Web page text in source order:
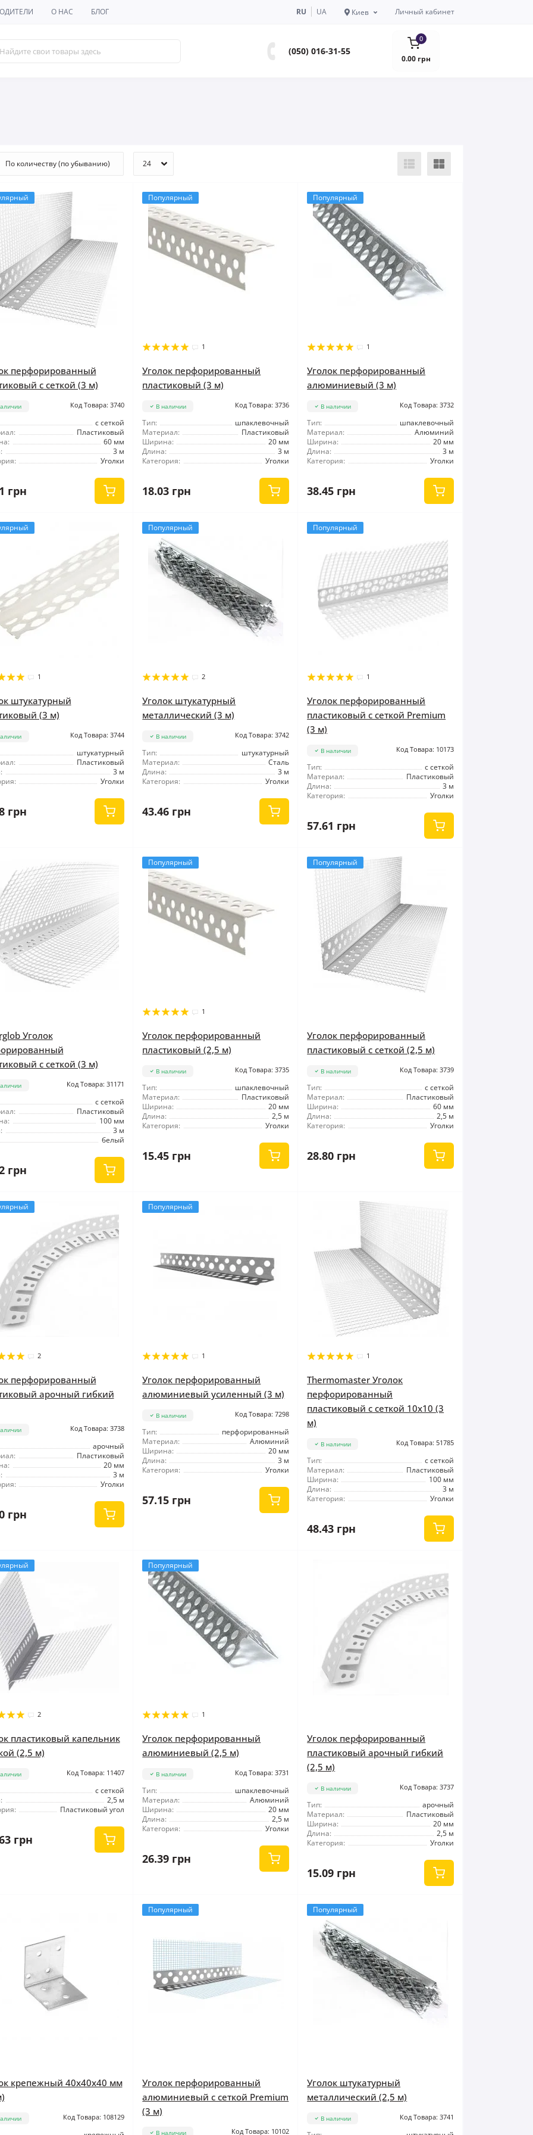
О НАС БЛОГ RU UA Киев Личный кабинет
(050) 016-31-55
0
0.00 грн
перфорированный
с сеткой (3 м)
Код Товара: 3740
с сеткой
Пластиковый
60 мм
3 м
Уголки
грн
Популярный
1
Уголок перфорированный
пластиковый (3 м)
В наличии Код Товара: 3736
Тип:
шпаклевочный
Материал:
Пластиковый
Ширина:
20 мм
Длина:
3 м
Категория:
Уголки
18.03 грн
Популярный
1
Уголок перфорированный
алюминиевый (3 м)
В наличии Код Товара: 3732
Тип:
шпаклевочный
Материал:
Алюминий
Ширина:
20 мм
Длина:
3 м
Категория:
Уголки
38.45 грн
1
штукатурный
(3 м)
Код Товара: 3744
штукатурный
Пластиковый
3 м
Уголки
грн
Популярный
2
Уголок штукатурный
металлический (3 м)
В наличии Код Товара: 3742
Тип:
штукатурный
Материал:
Сталь
Длина:
3 м
Категория:
Уголки
43.46 грн
Популярный
1
Уголок перфорированный
пластиковый с сеткой Premium
(3 м)
В наличии Код Товара: 10173
Тип:
с сеткой
Материал:
Пластиковый
Длина:
3 м
Категория:
Уголки
57.61 грн
Уголок
с сеткой (3 м)
Код Товара: 31171
с сеткой
Пластиковый
100 мм
3 м
белый
грн
Популярный
1
Уголок перфорированный
пластиковый (2,5 м)
В наличии Код Товара: 3735
Тип:
шпаклевочный
Материал:
Пластиковый
Ширина:
20 мм
Длина:
2,5 м
Категория:
Уголки
15.45 грн
Популярный
Уголок перфорированный
пластиковый с сеткой (2,5 м)
В наличии Код Товара: 3739
Тип:
с сеткой
Материал:
Пластиковый
Ширина:
60 мм
Длина:
2,5 м
Категория:
Уголки
28.80 грн
2
перфорированный
арочный гибкий
Код Товара: 3738
арочный
Пластиковый
20 мм
3 м
Уголки
грн
Популярный
1
Уголок перфорированный
алюминиевый усиленный (3 м)
В наличии Код Товара: 7298
Тип:
перфорированный
Материал:
Алюминий
Ширина:
20 мм
Длина:
3 м
Категория:
Уголки
57.15 грн
1
Thermomaster Уголок
перфорированный
пластиковый с сеткой 10x10 (3
м)
В наличии Код Товара: 51785
Тип:
с сеткой
Материал:
Пластиковый
Ширина:
100 мм
Длина:
3 м
Категория:
Уголки
48.43 грн
2
пластиковый капельник
(2,5 м)
Код Товара: 11407
с сеткой
2,5 м
Пластиковый угол
грн
Популярный
1
Уголок перфорированный
алюминиевый (2,5 м)
В наличии Код Товара: 3731
Тип:
шпаклевочный
Материал:
Алюминий
Ширина:
20 мм
Длина:
2,5 м
Категория:
Уголки
26.39 грн
Уголок перфорированный
пластиковый арочный гибкий
(2,5 м)
В наличии Код Товара: 3737
Тип:
арочный
Материал:
Пластиковый
Ширина:
20 мм
Длина:
2,5 м
Категория:
Уголки
15.09 грн
крепежный 40x40x40 мм
Код Товара: 108129
Популярный
Уголок перфорированный
алюминиевый с сеткой Premium
(3 м)
В наличии Код Товара: 10102
Популярный
Уголок штукатурный
металлический (2,5 м)
В наличии Код Товара: 3741